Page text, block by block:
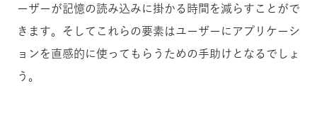
ーザーが記憶の読み込みに掛かる時間を減らすことがで
きます。そしてこれらの要素はユーザーにアプリケーシ
ョンを直感的に使ってもらうための手助けとなるでしょ
う。